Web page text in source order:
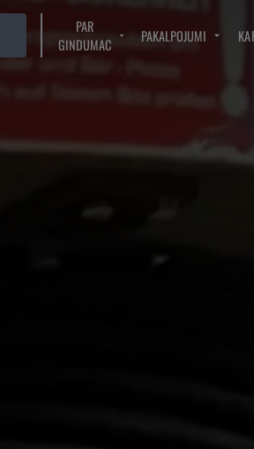
PAR
GINDUMAC
PAKALPOJUMI